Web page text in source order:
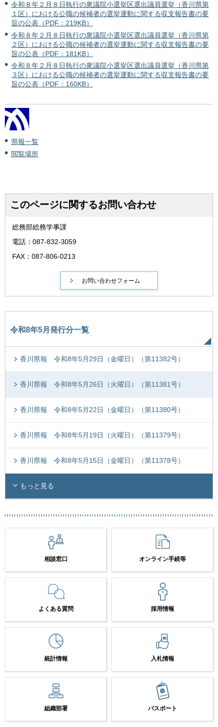
令和８年２月８日執行の衆議院小選挙区選出議員選挙（香川県第
１区）における公職の候補者の選挙運動に関する収支報告書の要
旨の公表（PDF：219KB）
令和８年２月８日執行の衆議院小選挙区選出議員選挙（香川県第
２区）における公職の候補者の選挙運動に関する収支報告書の要
旨の公表（PDF：181KB）
令和８年２月８日執行の衆議院小選挙区選出議員選挙（香川県第
３区）における公職の候補者の選挙運動に関する収支報告書の要
旨の公表（PDF：160KB）
県報一覧
閲覧場所
このページに関するお問い合わせ
総務部総務学事課
電話：087-832-3059
FAX：087-806-0213
令和8年5月発行分一覧
香川県報 令和8年5月29日（金曜日）（第11382号）
香川県報 令和8年5月26日（火曜日）（第11381号）
香川県報 令和8年5月22日（金曜日）（第11380号）
香川県報 令和8年5月19日（火曜日）（第11379号）
香川県報 令和8年5月15日（金曜日）（第11378号）
もっと見る
相談窓口 オンライン手続等
よくある質問 採用情報
統計情報 入札情報
組織部署 パスポート